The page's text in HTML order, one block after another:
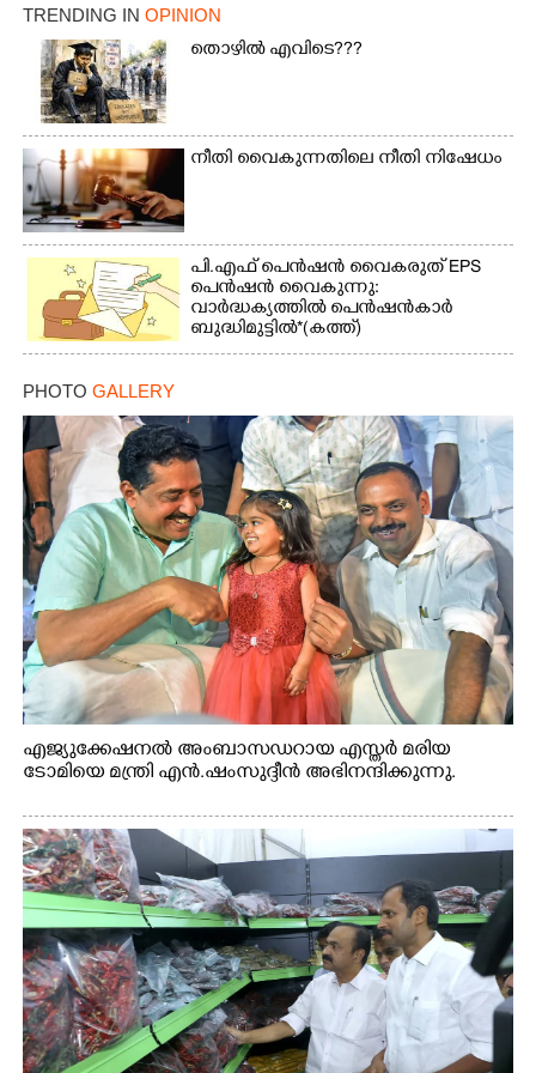
TRENDING IN OPINION
തൊഴിൽ എവിടെ???
നീതി വൈകുന്നതിലെ നീതി നിഷേധം
പി.എഫ് പെൻഷൻ വൈകരുത് EPS
പെൻഷൻ വൈകുന്നു:
വാർദ്ധക്യത്തിൽ പെൻഷൻകാർ
ബുദ്ധിമുട്ടിൽ*(കത്ത്)
PHOTO GALLERY
എജ്യുക്കേഷനൽ അംബാസഡറായ എസ്തർ മരിയ
ടോമിയെ മന്ത്രി എൻ.ഷംസുദ്ദീൻ അഭിനന്ദിക്കുന്നു.